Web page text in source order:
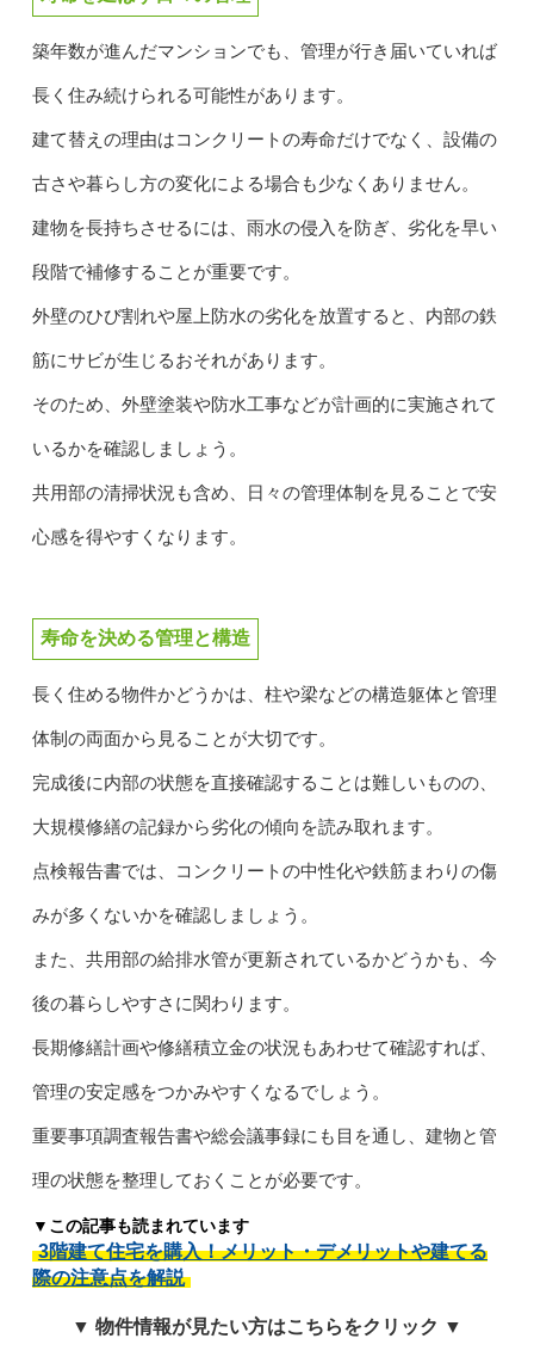
築年数が進んだマンションでも、管理が行き届いていれば
長く住み続けられる可能性があります。
建て替えの理由はコンクリートの寿命だけでなく、設備の
古さや暮らし方の変化による場合も少なくありません。
建物を長持ちさせるには、雨水の侵入を防ぎ、劣化を早い
段階で補修することが重要です。
外壁のひび割れや屋上防水の劣化を放置すると、内部の鉄
筋にサビが生じるおそれがあります。
そのため、外壁塗装や防水工事などが計画的に実施されて
いるかを確認しましょう。
共用部の清掃状況も含め、日々の管理体制を見ることで安
心感を得やすくなります。
寿命を決める管理と構造
長く住める物件かどうかは、柱や梁などの構造躯体と管理
体制の両面から見ることが大切です。
完成後に内部の状態を直接確認することは難しいものの、
大規模修繕の記録から劣化の傾向を読み取れます。
点検報告書では、コンクリートの中性化や鉄筋まわりの傷
みが多くないかを確認しましょう。
また、共用部の給排水管が更新されているかどうかも、今
後の暮らしやすさに関わります。
長期修繕計画や修繕積立金の状況もあわせて確認すれば、
管理の安定感をつかみやすくなるでしょう。
重要事項調査報告書や総会議事録にも目を通し、建物と管
理の状態を整理しておくことが必要です。
▼この記事も読まれています
3階建て住宅を購入！メリット・デメリットや建てる
際の注意点を解説
▼ 物件情報が見たい方はこちらをクリック ▼